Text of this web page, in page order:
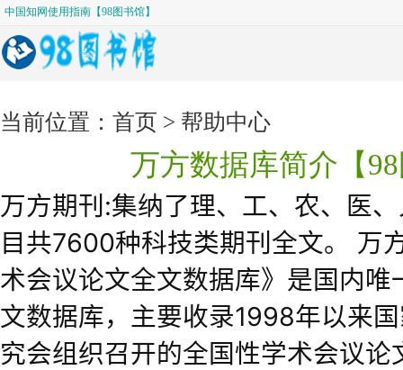
中国知网使用指南【98图书馆】
成为文献检索高手必备的Scopus数据库文献检索技能！【98图书馆】
中国生物医学文献服务系统【98图书馆】
科研干货丨手把手教你新版Pubmed的使用 【98图书馆】
springerlink数据库免费下载账号-98图书馆
北大法意使用说明-98图书馆
万方数据库简介【98图书馆】
中国知网使用指南【98图书馆】
成为文献检索高手必备的Scopus数据库文献检索技能！【98图书馆】
中国生物医学文献服务系统【98图书馆】
科研干货丨手把手教你新版Pubmed的使用 【98图书馆】
SCI-Hub官网网址和用法【98图书馆】
Embase数据库哪里有下载全文权限-98图书馆
威科先行高权账号可定制【98图书馆】
当前位置： 首页 > 帮助中心
万方数据库简介【
万方期刊:集纳了理、工、农、医
目共7600种科技类期刊全文。 万
术会议论文全文数据库》是国内唯
文数据库，主要收录1998年以来
究会组织召开的全国性学术会议